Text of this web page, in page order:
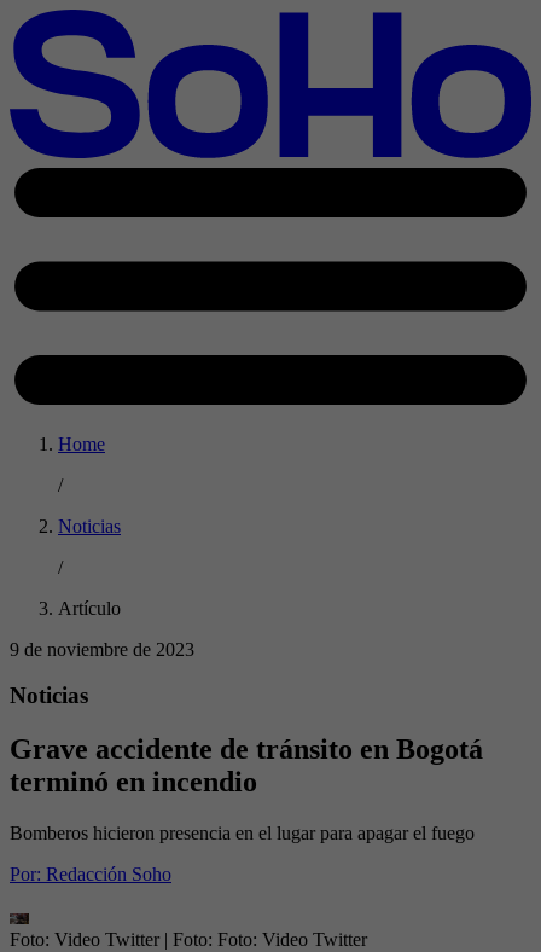
Home
/
Noticias
/
Artículo
9 de noviembre de 2023
Noticias
Grave accidente de tránsito en Bogotá
terminó en incendio
Bomberos hicieron presencia en el lugar para apagar el fuego
Por: Redacción Soho
Foto: Video Twitter | Foto: Foto: Video Twitter